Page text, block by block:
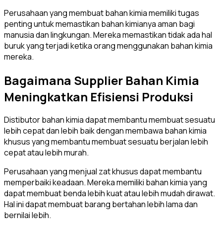
Perusahaan yang membuat bahan kimia memiliki tugas
penting untuk memastikan bahan kimianya aman bagi
manusia dan lingkungan. Mereka memastikan tidak ada hal
buruk yang terjadi ketika orang menggunakan bahan kimia
mereka.
Bagaimana Supplier Bahan Kimia
Meningkatkan Efisiensi Produksi
Distibutor bahan kimia dapat membantu membuat sesuatu
lebih cepat dan lebih baik dengan membawa bahan kimia
khusus yang membantu membuat sesuatu berjalan lebih
cepat atau lebih murah.
Perusahaan yang menjual zat khusus dapat membantu
memperbaiki keadaan. Mereka memiliki bahan kimia yang
dapat membuat benda lebih kuat atau lebih mudah dirawat.
Hal ini dapat membuat barang bertahan lebih lama dan
bernilai lebih.